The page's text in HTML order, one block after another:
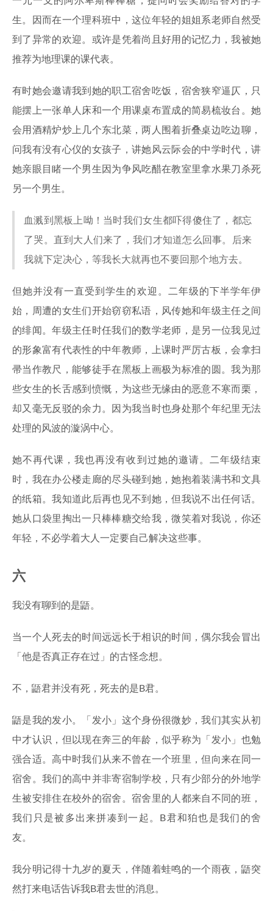
生。因而在一个理科班中，这位年轻的姐姐系老师自然受
到了异常的欢迎。或许是凭着尚且好用的记忆力，我被她
推荐为地理课的课代表。
有时她会邀请我到她的职工宿舍吃饭，宿舍狭窄逼仄，只
能摆上一张单人床和一个用课桌布置成的简易梳妆台。她
会用酒精炉炒上几个东北菜，两人围着折叠桌边吃边聊，
问我有没有心仪的女孩子，讲她风云际会的中学时代，讲
她亲眼目睹一个男生因为争风吃醋在教室里拿水果刀杀死
另一个男生。
血溅到黑板上呦！当时我们女生都吓得傻住了，都忘
了哭。直到大人们来了，我们才知道怎么回事。后来
我就下定决心，等我长大就再也不要回那个地方去。
但她并没有一直受到学生的欢迎。二年级的下半学年伊
始，周遭的女生们开始窃窃私语，风传她和年级主任之间
的绯闻。年级主任时任我们的数学老师，是另一位我见过
的形象富有代表性的中年教师，上课时严厉古板，会拿扫
帚当作教尺，能够徒手在黑板上画极为标准的圆。我为那
些女生的长舌感到愤慨，为这些无缘由的恶意不寒而栗，
却又毫无反驳的余力。因为我当时也身处那个年纪里无法
处理的风波的漩涡中心。
她不再代课，我也再没有收到过她的邀请。二年级结束
时，我在办公楼走廊的尽头碰到她，她抱着装满书和文具
的纸箱。我知道此后再也见不到她，但我说不出任何话。
她从口袋里掏出一只棒棒糖交给我，微笑着对我说，你还
年轻，不必学着大人一定要自己解决这些事。
六
我没有聊到的是鼯。
当一个人死去的时间远远长于相识的时间，偶尔我会冒出
「他是否真正存在过」的古怪念想。
不，鼯君并没有死，死去的是B君。
鼯是我的发小。「发小」这个身份很微妙，我们其实从初
中才认识，但以现在奔三的年龄，似乎称为「发小」也勉
强合适。高中时我们从来不曾在一个班里，但向来在同一
宿舍。我们的高中并非寄宿制学校，只有少部分的外地学
生被安排住在校外的宿舍。宿舍里的人都来自不同的班，
我们只是被多出来拼凑到一起。B君和狛也是我们的舍
友。
我分明记得十九岁的夏天，伴随着蛙鸣的一个雨夜，鼯突
然打来电话告诉我B君去世的消息。